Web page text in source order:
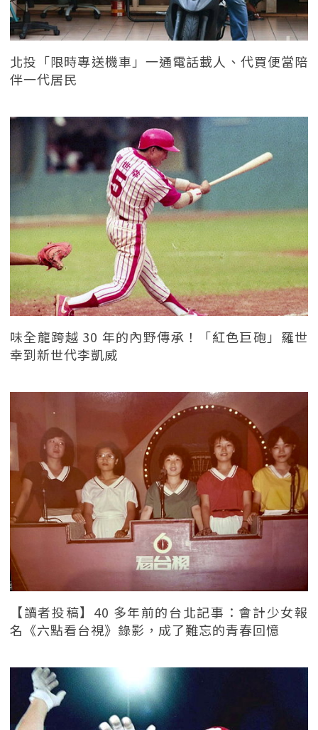
北投「限時專送機車」一通電話載人、代買便當陪
伴一代居民
味全龍跨越 30 年的內野傳承！「紅色巨砲」羅世
幸到新世代李凱威
【讀者投稿】40 多年前的台北記事：會計少女報
名《六點看台視》錄影，成了難忘的青春回憶